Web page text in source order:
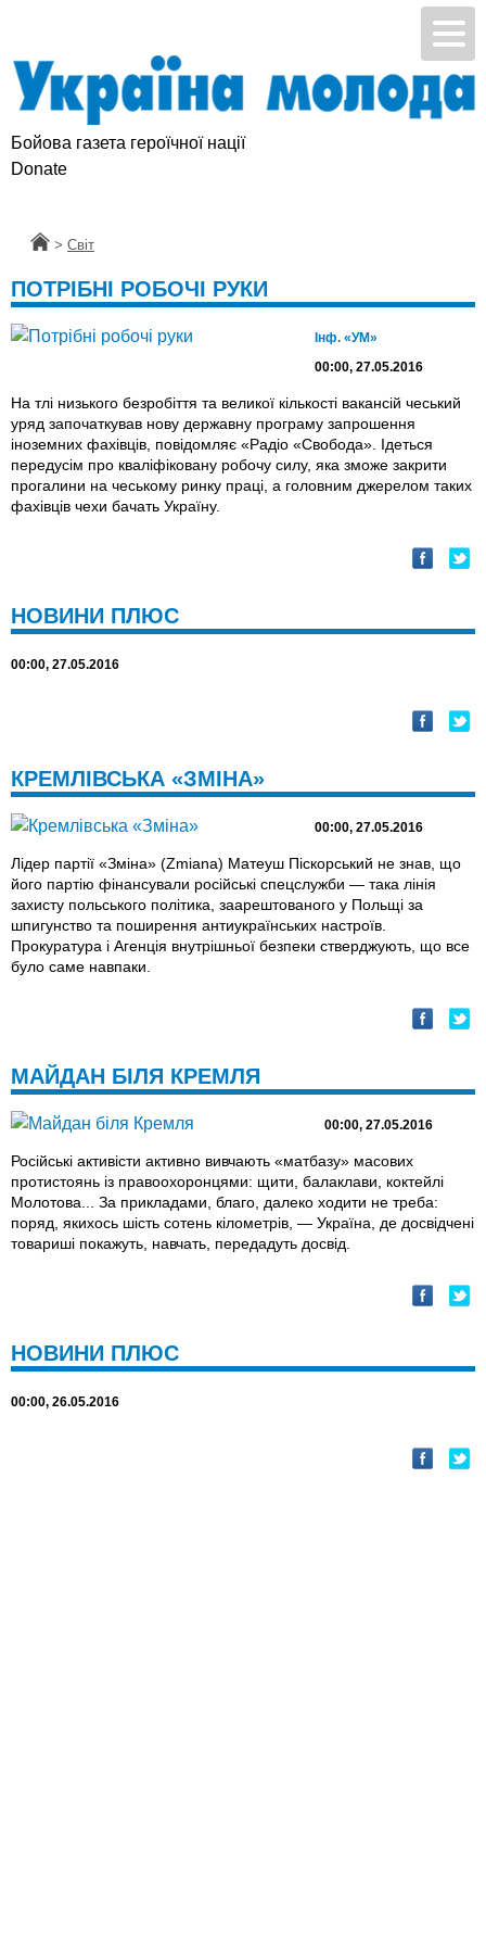
Бойова газета героїчної нації
Donate
Головна
> Світ
ПОТРІБНІ РОБОЧІ РУКИ
Інф. «УМ»
00:00, 27.05.2016
На тлі низького безробіття та великої кількості вакансій чеський
уряд започаткував нову державну програму запрошення
іноземних фахівців, повідомляє «Радіо «Свобода». Ідеться
передусім про кваліфіковану робочу силу, яка зможе закрити
прогалини на чеському ринку праці, а головним джерелом таких
фахівців чехи бачать Україну.
НОВИНИ ПЛЮС
00:00, 27.05.2016
КРЕМЛІВСЬКА «ЗМІНА»
00:00, 27.05.2016
Лідер партії «Зміна» (Zmiana) Матеуш Піскорський не знав, що
його партію фінансували російські спецслужби — така лінія
захисту польського політика, заарештованого у Польщі за
шпигунство та поширення антиукраїнських настроїв.
Прокуратура і Агенція внутрішньої безпеки стверджують, що все
було саме навпаки.
МАЙДАН БІЛЯ КРЕМЛЯ
00:00, 27.05.2016
Російські активісти активно вивчають «матбазу» масових
протистоянь із правоохоронцями: щити, балаклави, коктейлі
Молотова... За прикладами, благо, далеко ходити не треба:
поряд, якихось шість сотень кілометрів, — Україна, де досвідчені
товариші покажуть, навчать, передадуть досвід.
НОВИНИ ПЛЮС
00:00, 26.05.2016